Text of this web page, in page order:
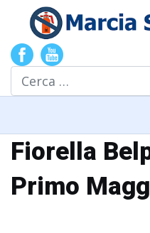
Cerca
Fiorella
Primo